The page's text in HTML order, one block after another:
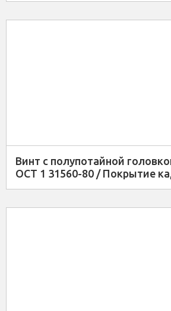
Винт с полупотайной
ОСТ 1 31560-80 / Покрытие